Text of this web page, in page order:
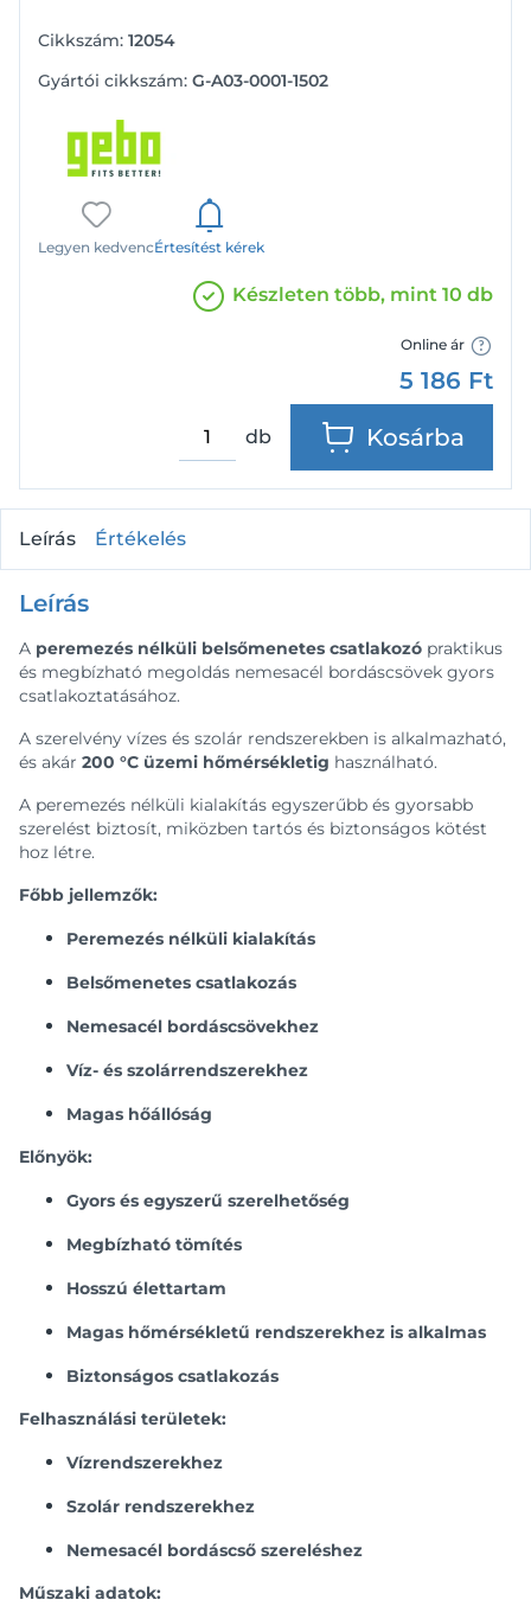
Cikkszám: 12054
Gyártói cikkszám: G-A03-0001-1502
Legyen kedvencÉrtesítést kérek
Készleten több, mint 10 db
Online ár
5 186 Ft
db Kosárba
Leírás Értékelés
Leírás
A peremezés nélküli belsőmenetes csatlakozó praktikus
és megbízható megoldás nemesacél bordáscsövek gyors
csatlakoztatásához.
A szerelvény vízes és szolár rendszerekben is alkalmazható,
és akár 200 °C üzemi hőmérsékletig használható.
A peremezés nélküli kialakítás egyszerűbb és gyorsabb
szerelést biztosít, miközben tartós és biztonságos kötést
hoz létre.
Főbb jellemzők:
Peremezés nélküli kialakítás
Belsőmenetes csatlakozás
Nemesacél bordáscsövekhez
Víz- és szolárrendszerekhez
Magas hőállóság
Előnyök:
Gyors és egyszerű szerelhetőség
Megbízható tömítés
Hosszú élettartam
Magas hőmérsékletű rendszerekhez is alkalmas
Biztonságos csatlakozás
Felhasználási területek:
Vízrendszerekhez
Szolár rendszerekhez
Nemesacél bordáscső szereléshez
Műszaki adatok: